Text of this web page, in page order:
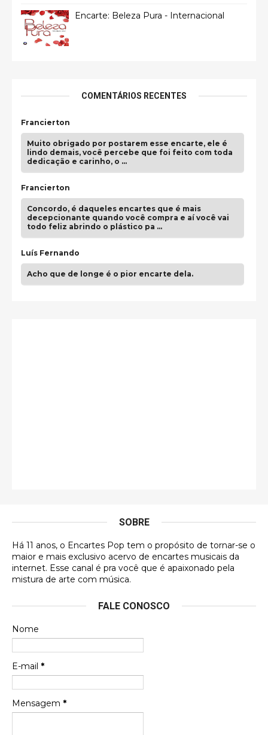
Encarte: Beleza Pura - Internacional
COMENTÁRIOS RECENTES
Francierton
Muito obrigado por postarem esse encarte, ele é
lindo demais, você percebe que foi feito com toda
dedicação e carinho, o …
Francierton
Concordo, é daqueles encartes que é mais
decepcionante quando você compra e aí você vai
todo feliz abrindo o plástico pa …
Luís Fernando
Acho que de longe é o pior encarte dela.
DVD MIDINHO
Francierton
futuras aquisições, e olhando o encarte aqui, me
Francierton
Espero que tenham sentido minha falta, informo
que estou de volta para trazer mais contribuições
SOBRE
Há 11 anos, o Encartes Pop tem o propósito de tornar-se o
maior e mais exclusivo acervo de encartes musicais da
internet. Esse canal é pra você que é apaixonado pela
mistura de arte com música.
FALE CONOSCO
Nome
E-mail *
Mensagem *